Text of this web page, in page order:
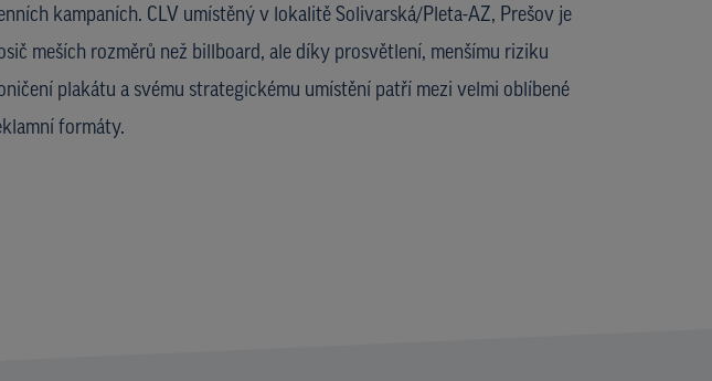
kampaních. CLV umístěný v lokalitě Solivarská/Pleta-AZ, Prešov je
meších rozměrů než billboard, ale díky prosvětlení, menšímu riziku
plakátu a svému strategickému umístění patří mezi velmi oblíbené
formáty.